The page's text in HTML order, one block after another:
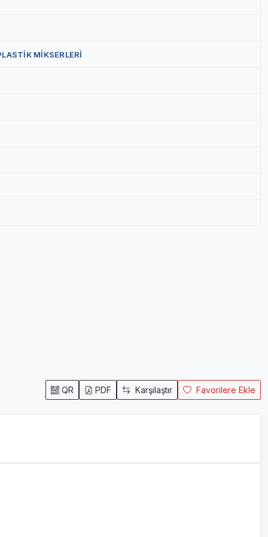
MİKSERLERİ
QR PDF Karşılaştır Favorilere Ekle